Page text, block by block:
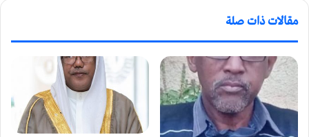
مقالات ذات صلة